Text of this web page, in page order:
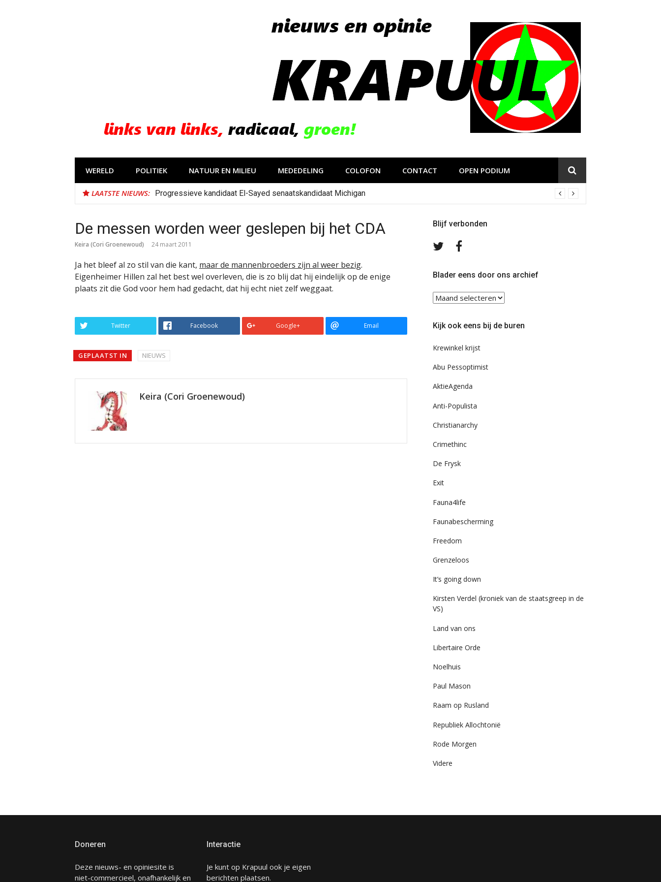
WERELD POLITIEK NATUUR EN MILIEU MEDEDELING COLOFON CONTACT OPEN PODIUM
LAATSTE NIEUWS: Progressieve kandidaat El-Sayed senaatskandidaat Michigan
De messen worden weer geslepen bij het CDA
Keira (Cori Groenewoud) 24 maart 2011
Ja het bleef al zo stil van die kant, maar de mannenbroeders zijn al weer bezig.
Eigenheimer Hillen zal het best wel overleven, die is zo blij dat hij eindelijk op de enige
plaats zit die God voor hem had gedacht, dat hij echt niet zelf weggaat.
Twitter Facebook Google+ Email
GEPLAATST IN NIEUWS
Keira (Cori Groenewoud)
Blijf verbonden
Volg
TwitterFacebook
Blader eens door ons archief
Blader
eens
ons
Kijk ook eens bij de buren
Krewinkel krijst
Abu Pessoptimist
AktieAgenda
Anti-Populista
Christianarchy
Crimethinc
De Frysk
Exit
Fauna4life
Faunabescherming
Freedom
Grenzeloos
It’s going down
Kirsten Verdel (kroniek van de staatsgreep in de
VS)
Land van ons
Libertaire Orde
Noelhuis
Paul Mason
Raam op Rusland
Republiek Allochtonië
Rode Morgen
Videre
Doneren
Deze nieuws- en opiniesite is
niet-commercieel, onafhankelijk en
Interactie
Je kunt op Krapuul ook je eigen
berichten plaatsen.